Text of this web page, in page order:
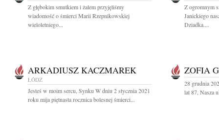
Z głębokim smutkiem i żalem przyjęliśmy
wiadomość o śmierci Marii Rzepnikowskiej
wieloletniego...
Z ogromnym
Janickiego
Dziadka....
ARKADIUSZ KACZMAREK
ŁÓDŹ
Jesteś w moim sercu, Synku W dniu 2 stycznia 2021
roku mija piętnasta rocznica bolesnej śmierci...
ZOFIA
28 grudnia
lat 87, Nasza